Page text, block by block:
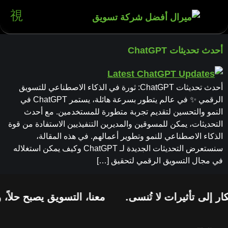
أحدث تحديثات ChatGPT
أحدث تحديثات ChatGPT: ثورة في الذكاء الاصطناعي للتسويق
الرقمي ✨ في عالم يتطور بسرعة هائلة، يستمر ChatGPT في
النمو والتحسين لتقديم تجربة متطورة للمستخدمين. مع أحدث
التحديثات، يمكن للمسوقين والمديرين التنفيذيين الاستفادة من قوة
الذكاء الاصطناعي للنمو وتطوير أعمالهم. في هذه المقالة،
سنستعرض التحديثات الجديدة لـ ChatGPT وكيف يمكن استغلاله
في مجال التسويق الرقمي لتحقيق […]
معنا، التسويق يصبح إلى تأثيرات لا تُنسى.